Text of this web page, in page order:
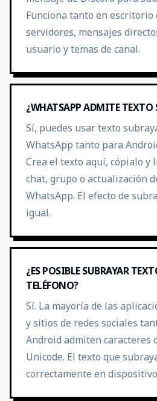
Funciona tanto en escritorio
servidores, mensajes
usuario y temas de canal.
¿WHATSAPP ADMITE TEXTO
Sí, puedes usar texto
WhatsApp tanto para
Crea el texto aquí, cópialo y
chat, grupo o actualización
WhatsApp. El efecto de
igual.
¿ES POSIBLE SUBRAYAR
TELÉFONO?
Sí. La mayoría de las
y sitios de redes sociales
Android admiten caracteres
Unicode. El texto que
correctamente en